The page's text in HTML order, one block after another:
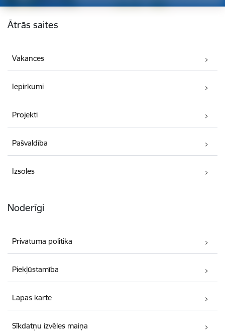
Kājene
Ātrās saites
Vakances
Iepirkumi
Projekti
Pašvaldība
Izsoles
Noderīgi
Privātuma politika
Piekļūstamība
Lapas karte
Sīkdatņu izvēles maiņa